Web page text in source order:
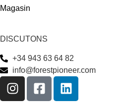
Magasin
DISCUTONS
+34 943 63 64 82
info@forestpioneer.com